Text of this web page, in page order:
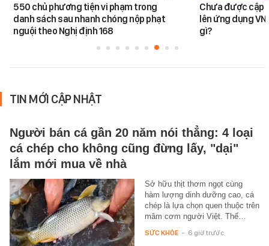
550 chủ phương tiện vi phạm trong
danh sách sau nhanh chóng nộp phạt
nguội theo Nghị định 168
Chưa được cập
lên ứng dụng
gì?
TIN MỚI CẬP NHẬT
Người bán cá gần 20 năm nói thẳng: 4 loại
cá chép cho không cũng đừng lấy, "dại"
lắm mới mua về nhà
Sở hữu thịt thơm ngọt cùng
hàm lượng dinh dưỡng cao, cá
chép là lựa chọn quen thuộc trên
mâm cơm người Việt. Thế…
SỨC KHỎE - 6 giờ trước